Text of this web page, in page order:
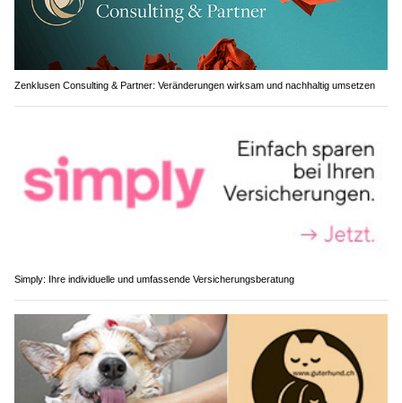
Zenklusen Consulting & Partner: Veränderungen wirksam und nachhaltig umsetzen
Simply: Ihre individuelle und umfassende Versicherungsberatung